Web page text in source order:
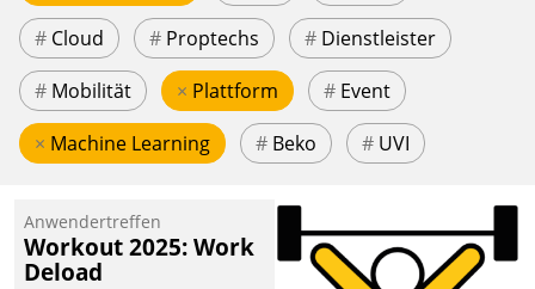
# Cloud # Proptechs # Dienstleister
# Mobilität × Plattform # Event
× Machine Learning # Beko # UVI
Anwendertreffen
Workout 2025: Work
Deload